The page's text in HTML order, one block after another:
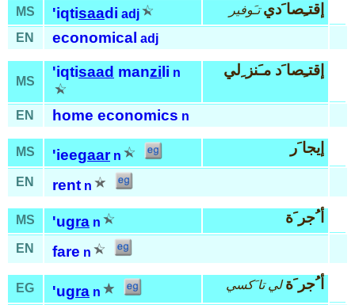
MS 'iqtisaadi adj إقتـِصا َدي تـَوفير
EN economical adj
MS
'iqtisaad manzi li n إقتـِصا َد مـَنز ِلي
EN home economics n
MS 'ieegaar n إيجا َر
EN rent n
MS 'ugra n أ ُجر َة
EN fare n
EG 'ugra n أ ُجر َة لي تا َكسي